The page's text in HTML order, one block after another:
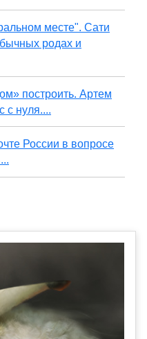
месте". Сати
родах и
построить. Артем
с нуля....
России в вопросе